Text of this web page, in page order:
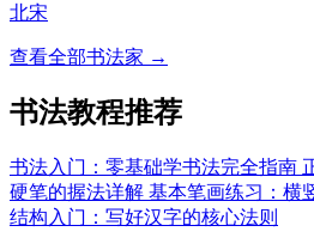
北宋
查看全部书法家 →
书法教程推荐
书法入门：零基础学书法完全指南
硬笔的握法详解 基本笔画练习：横
结构入门：写好汉字的核心法则